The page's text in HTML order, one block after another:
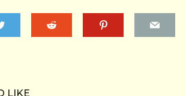
LIKE